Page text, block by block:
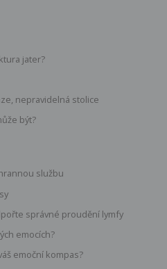
jater?
nepravidelná stolice
být?
službu
správné proudění lymfy
emocích?
emoční kompas?